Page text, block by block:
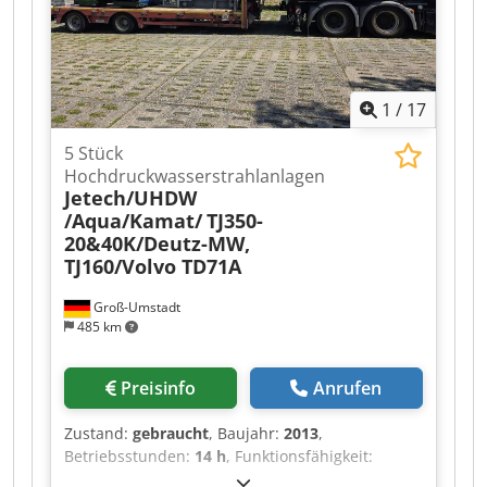
1 / 17
Groß-Umstadt
485 km
5 Stück
Hochdruckwasserstrahlanlagen
Jetech/UHDW
/Aqua/Kamat/TJ350-
20&40K/Deutz-MW,
TJ160/Volvo TD71A
Preisinfo Anrufen
Zustand: gebraucht, Baujahr: 2013,
Betriebsstunden: 14 h, Funktionsfähigkeit:
eingeschränkt funktionsfähig